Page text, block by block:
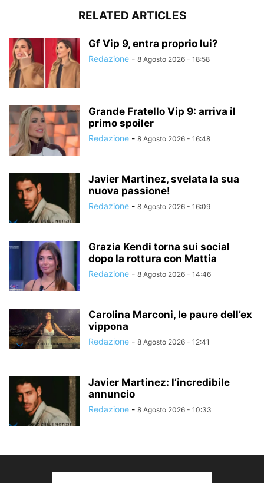
RELATED ARTICLES
Gf Vip 9, entra proprio lui?
Redazione - 8 Agosto 2026 - 18:58
Grande Fratello Vip 9: arriva il
primo spoiler
Redazione - 8 Agosto 2026 - 16:48
Javier Martinez, svelata la sua
nuova passione!
Redazione - 8 Agosto 2026 - 16:09
Grazia Kendi torna sui social
dopo la rottura con Mattia
Redazione - 8 Agosto 2026 - 14:46
Carolina Marconi, le paure dell’ex
vippona
Redazione - 8 Agosto 2026 - 12:41
Javier Martinez: l’incredibile
annuncio
Redazione - 8 Agosto 2026 - 10:33